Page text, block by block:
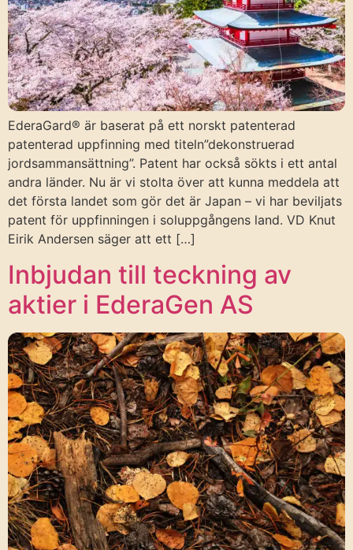
EderaGard® är baserat på ett norskt patenterad
patenterad uppfinning med titeln”dekonstruerad
jordsammansättning”. Patent har också sökts i ett antal
andra länder. Nu är vi stolta över att kunna meddela att
det första landet som gör det är Japan – vi har beviljats
patent för uppfinningen i soluppgångens land. VD Knut
Eirik Andersen säger att ett […]
Inbjudan till teckning av
aktier i EderaGen AS